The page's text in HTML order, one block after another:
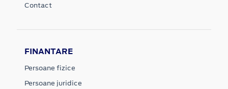
Contact
FINANTARE
Persoane fizice
Persoane juridice